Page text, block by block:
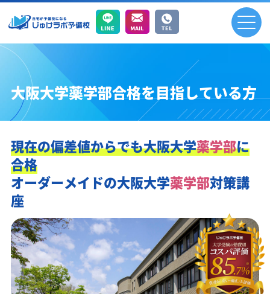
大阪大学薬学部合格を目指している方
現在の偏差値からでも大阪大学薬学部に
合格
オーダーメイドの大阪大学薬学部対策講
座